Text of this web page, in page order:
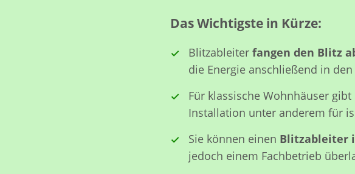
Das Wichtigste in Kürze:
Blitzableiter fangen den Blitz
die Energie anschließend in
Für klassische Wohnhäuser gibt
Installation unter anderem für
Sie können einen Blitzableiter
jedoch einem Fachbetrieb